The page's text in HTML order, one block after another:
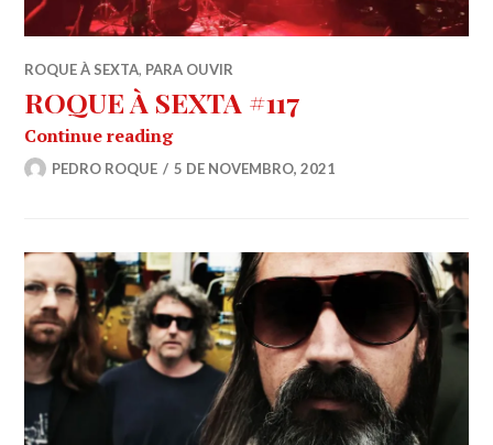
ROQUE À SEXTA, PARA OUVIR
ROQUE À SEXTA #117
Continue readingROQUE À SEXTA #117
PEDRO ROQUE 5 DE NOVEMBRO, 2021